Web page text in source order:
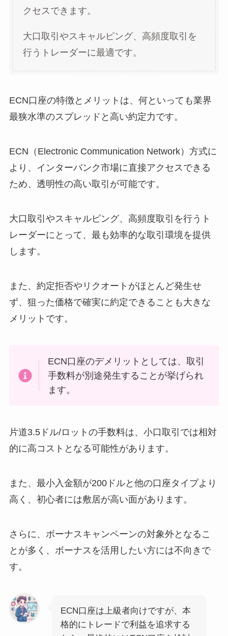
クセスできます。
大口取引やスキャルピング、高頻度取引を
行うトレーダーに最適です。
ECN口座の特徴とメリットは、何といっても業界
最狭水準のスプレッドと高い約定力です。
ECN（Electronic Communication Network）方式に
より、インターバンク市場に直接アクセスできる
ため、透明性の高い取引が可能です。
大口取引やスキャルピング、高頻度取引を行うト
レーダーにとって、最も効率的な取引環境を提供
します。
また、約定拒否やリクオートがほとんど発生せ
ず、狙った価格で確実に約定できることも大きな
メリットです。
ECN口座のデメリットとしては、取引
手数料が別途発生することが挙げられ
ます。
片道3.5ドル/ロットの手数料は、小口取引では相対
的に高コストとなる可能性があります。
また、最小入金額が200ドルと他の口座タイプより
高く、初心者には敷居が高い面があります。
さらに、ボーナスキャンペーンの対象外となるこ
とが多く、ボーナスを活用したい方には不向きで
す。
ECN口座は上級者向けですが、本
格的にトレードで利益を追求する